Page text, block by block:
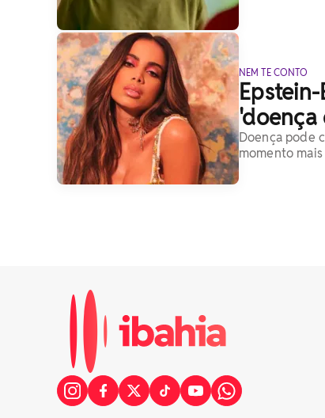
NEM TE CONTO
Doença pode
momento